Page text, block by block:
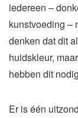
iedereen –
kunstvoeding –
denken dat dit
huidskleur,
hebben dit
Er is één